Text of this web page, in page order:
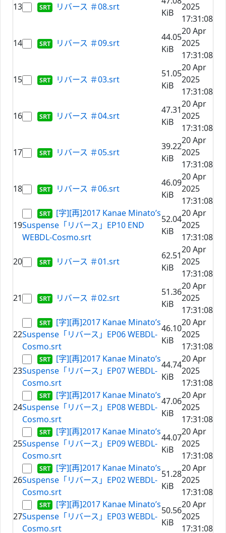
13 リバース ＃08.srt
KiB
2025
17:31:08
14 リバース ＃09.srt
44.05
KiB
20 Apr
2025
17:31:08
15 リバース ＃03.srt
51.05
KiB
20 Apr
2025
17:31:08
16 リバース ＃04.srt
47.31
KiB
20 Apr
2025
17:31:08
17 リバース ＃05.srt
39.22
KiB
20 Apr
2025
17:31:08
18 リバース ＃06.srt
46.09
KiB
20 Apr
2025
17:31:08
19
[字][再]2017 Kanae Minato’s
Suspense「リバース」EP10 END
WEBDL-Cosmo.srt
52.04
KiB
20 Apr
2025
17:31:08
20 リバース ＃01.srt
62.51
KiB
20 Apr
2025
17:31:08
21 リバース ＃02.srt
51.36
KiB
20 Apr
2025
17:31:08
22
[字][再]2017 Kanae Minato’s
Suspense「リバース」EP06 WEBDL-
Cosmo.srt
46.10
KiB
20 Apr
2025
17:31:08
23
[字][再]2017 Kanae Minato’s
Suspense「リバース」EP07 WEBDL-
Cosmo.srt
44.74
KiB
20 Apr
2025
17:31:08
24
[字][再]2017 Kanae Minato’s
Suspense「リバース」EP08 WEBDL-
Cosmo.srt
47.06
KiB
20 Apr
2025
17:31:08
25
[字][再]2017 Kanae Minato’s
Suspense「リバース」EP09 WEBDL-
Cosmo.srt
44.07
KiB
20 Apr
2025
17:31:08
26
[字][再]2017 Kanae Minato’s
Suspense「リバース」EP02 WEBDL-
Cosmo.srt
51.28
KiB
20 Apr
2025
17:31:08
27
[字][再]2017 Kanae Minato’s
Suspense「リバース」EP03 WEBDL-
Cosmo.srt
50.56
KiB
20 Apr
2025
17:31:08